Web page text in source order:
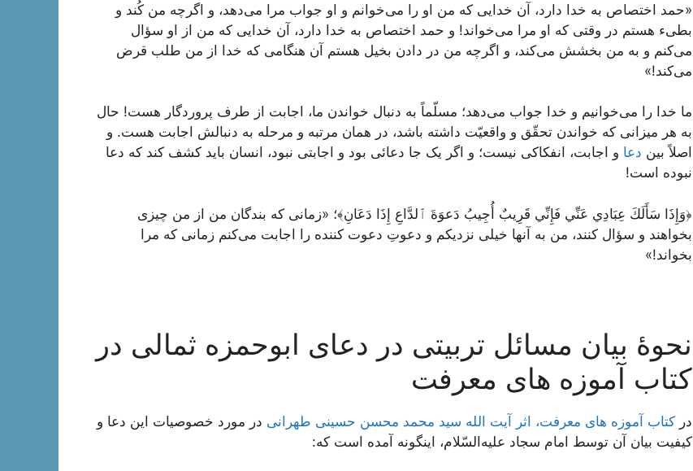
«حمد اختصاص به خدا دارد، آن خدایی که من او را می‌خوانم و او جواب مرا می‌دهد، و اگرچه من کُند و
بطیء هستم در وقتی که او مرا می‌خواند! و حمد اختصاص به خدا دارد، آن خدایی که من از او سؤال
می‌کنم و به من بخشش می‌کند، و اگرچه من در دادن بخیل هستم آن هنگامی که خدا از من طلب قرض
می‌کند!»
ما خدا را می‌خوانیم و خدا جواب می‌دهد؛ مسلّماً به دنبال خواندن ما، اجابت از طرف پروردگار هست! حال
به هر میزانی که خواندن تحقّق و واقعیّت داشته باشد، در همان مرتبه و مرحله به دنبالش اجابت هست. و
اصلاً بین دعا و اجابت، انفکاکی نیست؛ و اگر یک جا دعائی بود و اجابتی نبود، انسان باید کشف کند که دعا
نبوده است!
﴿وَإِذَا سَأَلَكَ عِبَادِي عَنِّي فَإِنِّي قَرِيبٌ أُجِيبُ دَعوَةَ ٱلدَّاعِ إِذَا دَعَانِ﴾؛ «زمانی که بندگان من از من چیزی
بخواهند و سؤال کنند، من به آنها خیلی نزدیکم و دعوتِ دعوت کننده را اجابت می‌کنم زمانی که مرا
بخواند!»
نحوۀ بیان مسائل تربیتی در دعای ابوحمزه ثمالی در
کتاب آموزه های معرفت
در کتاب آموزه های معرفت، اثر آیت الله سید محمد محسن حسینی طهرانی در مورد خصوصیات این دعا و
کیفیت بیان آن توسط امام سجاد علیه‌السّلام، اینگونه آمده است که: